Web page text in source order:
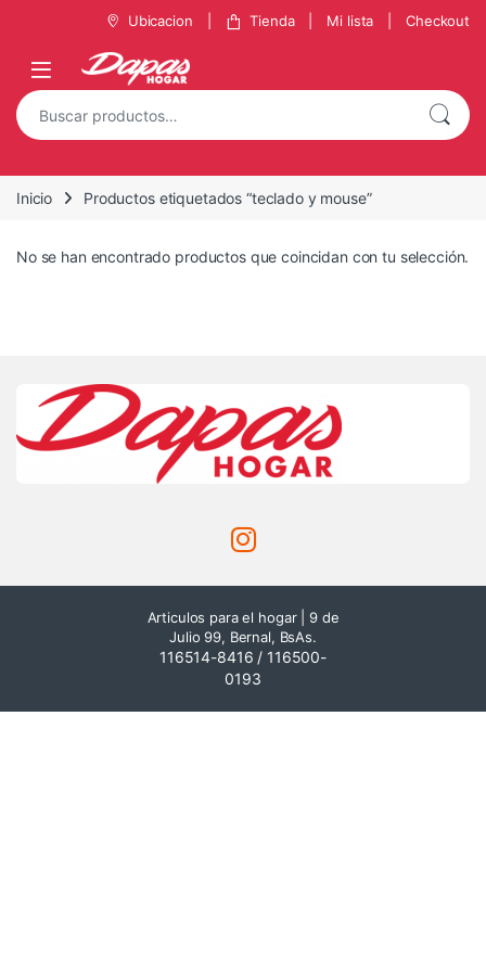
Ubicacion Tienda Mi lista Checkout
Inicio Productos etiquetados “teclado y mouse”
No se han encontrado productos que coincidan con tu selección.
Articulos para el hogar | 9 de
Julio 99, Bernal, BsAs.
116514-8416 / 116500-
0193